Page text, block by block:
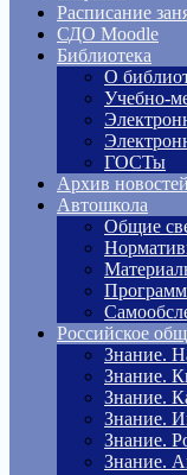
Расписание
СДО Moodle
Библиотека
О
Учебно-
ГОСТы
Архив новостей
Автошкола
Общие
Российское
Знание.
Знание.
Знание.
Знание.
Знание.
Знание.